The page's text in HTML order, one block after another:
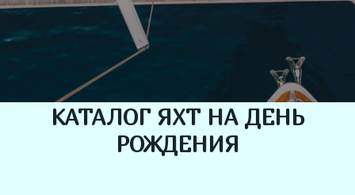
КАТАЛОГ ЯХТ НА ДЕНЬ
РОЖДЕНИЯ